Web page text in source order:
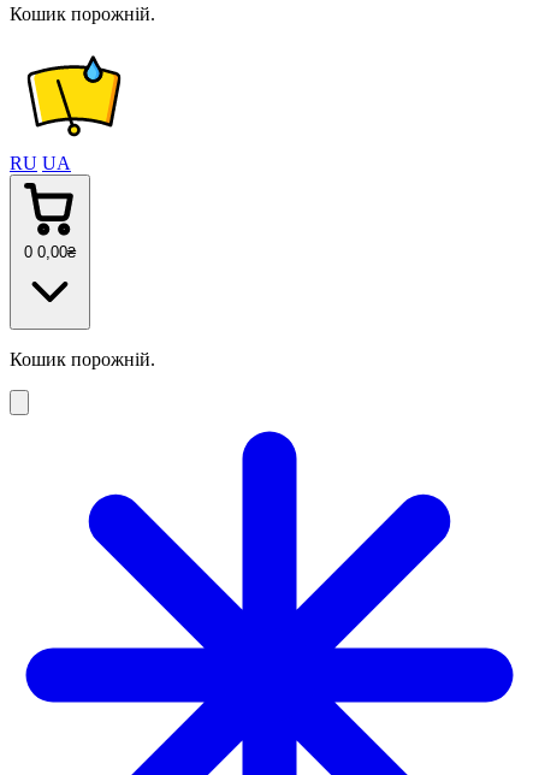
Кошик порожній.
RU UA
0 0 ,00₴
Кошик порожній.